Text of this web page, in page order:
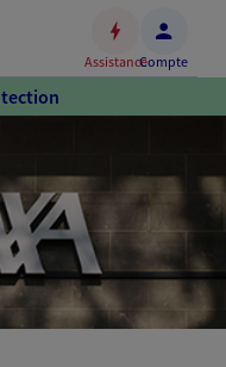
AssistanceCompte